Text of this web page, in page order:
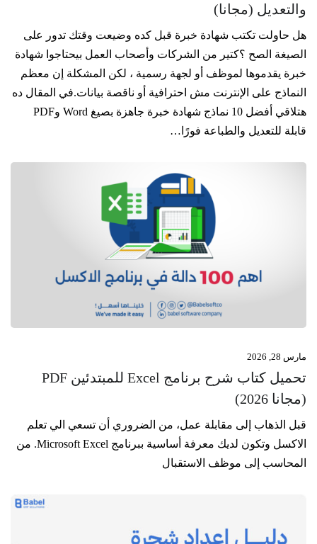
والتعديل (مجانا)
هل حاولت تكتب شهادة خبرة قبل كده وضيعت وقتك تدور على
الصيغة الصح ؟كتير من الشركات وأصحاب العمل بيحتاجوا شهادة
خبرة يقدموها لموظف أو لجهة رسمية ، لكن المشكلة إن معظم
النماذج على الإنترنت مش احترافية أو ناقصة بيانات.في المقال ده
هتلاقي أفضل 10 نماذج شهادة خبرة جاهزة بصيغ Word وPDF
قابلة للتعديل والطباعة فورًا…
مارس 28, 2026
تحميل كتاب شرح برنامج Excel للمبتدئين PDF
(مجانا 2026)
قبل الذهاب إلى مقابلة عمل، من الضروري أن تسعي الي تعلم
الاكسل وتكون لديك معرفة أساسية ببرنامج Microsoft Excel. من
المحاسب إلى موظف الاستقبال